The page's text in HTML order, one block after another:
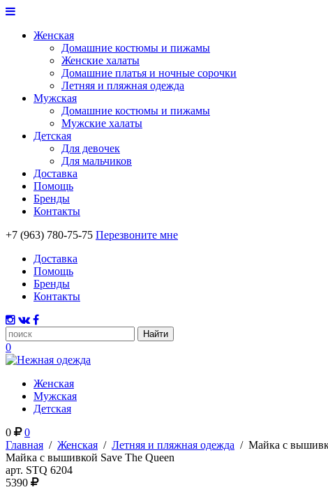
Женская
Домашние костюмы и пижамы
Женские халаты
Домашние платья и ночные сорочки
Летняя и пляжная одежда
Мужская
Домашние костюмы и пижамы
Мужские халаты
Детская
Для девочек
Для мальчиков
Доставка
Помощь
Бренды
Контакты
+7 (963) 780-75-75 Перезвоните мне
Доставка
Помощь
Бренды
Контакты
0
Женская
Мужская
Детская
0
0
Главная / Женская / Летняя и пляжная одежда / Майка с
Майка с вышивкой Save The Queen
арт. STQ 6204
5390